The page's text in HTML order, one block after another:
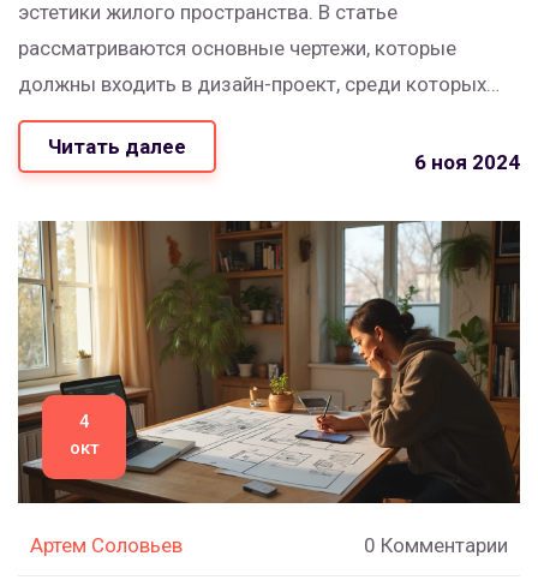
эстетики жилого пространства. В статье
рассматриваются основные чертежи, которые
должны входить в дизайн-проект, среди которых
важнейшие планировки, схемы электрики и
освещения. Особое внимание уделено нюансам,
создании проекта. Команда профессионалов
помогает организовать все процессы для
достижения идеального баланса красоты и
функциональности.
Читать далее
6 ноя 2024
4
окт
Артем Соловьев 0 Комментарии